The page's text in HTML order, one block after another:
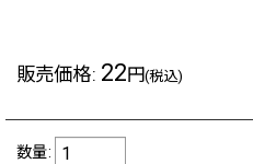
販売価格: 22円(税込)
数量: